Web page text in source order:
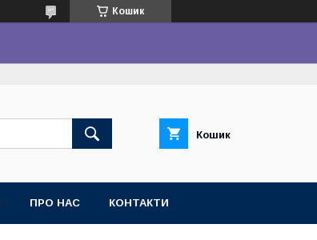
Кошик
Кошик
ПРО НАС КОНТАКТИ